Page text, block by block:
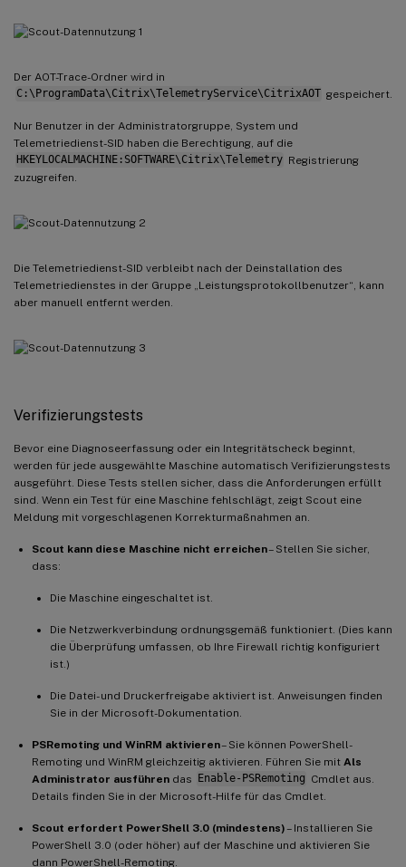
Der AOT-Trace-Ordner wird in
C:\ProgramData\Citrix\TelemetryService\CitrixAOT gespeichert.
Nur Benutzer in der Administratorgruppe, System und
Telemetriedienst-SID haben die Berechtigung, auf die
HKEYLOCALMACHINE:SOFTWARE\Citrix\Telemetry Registrierung
zuzugreifen.
Die Telemetriedienst-SID verbleibt nach der Deinstallation des
Telemetriedienstes in der Gruppe „Leistungsprotokollbenutzer“, kann
aber manuell entfernt werden.
Verifizierungstests
Bevor eine Diagnoseerfassung oder ein Integritätscheck beginnt,
werden für jede ausgewählte Maschine automatisch Verifizierungstests
ausgeführt. Diese Tests stellen sicher, dass die Anforderungen erfüllt
sind. Wenn ein Test für eine Maschine fehlschlägt, zeigt Scout eine
Meldung mit vorgeschlagenen Korrekturmaßnahmen an.
Scout kann diese Maschine nicht erreichen– Stellen Sie sicher,
dass:
Die Maschine eingeschaltet ist.
Die Netzwerkverbindung ordnungsgemäß funktioniert. (Dies kann
die Überprüfung umfassen, ob Ihre Firewall richtig konfiguriert
ist.)
Die Datei- und Druckerfreigabe aktiviert ist. Anweisungen finden
Sie in der Microsoft-Dokumentation.
PSRemoting und WinRM aktivieren– Sie können PowerShell-
Remoting und WinRM gleichzeitig aktivieren. Führen Sie mit Als
Administrator ausführen das Enable-PSRemoting Cmdlet aus.
Details finden Sie in der Microsoft-Hilfe für das Cmdlet.
Scout erfordert PowerShell 3.0 (mindestens)– Installieren Sie
PowerShell 3.0 (oder höher) auf der Maschine und aktivieren Sie
dann PowerShell-Remoting.